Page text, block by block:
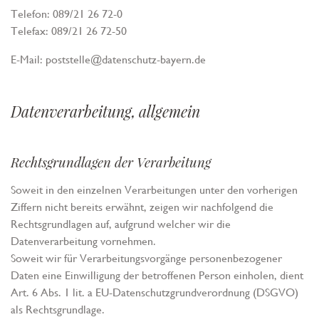
Telefon: 089/21 26 72-0
Telefax: 089/21 26 72-50
E-Mail: poststelle@datenschutz-bayern.de
Datenverarbeitung, allgemein
Rechtsgrundlagen der Verarbeitung
Soweit in den einzelnen Verarbeitungen unter den vorherigen
Ziffern nicht bereits erwähnt, zeigen wir nachfolgend die
Rechtsgrundlagen auf, aufgrund welcher wir die
Datenverarbeitung vornehmen.
Soweit wir für Verarbeitungsvorgänge personenbezogener
Daten eine Einwilligung der betroffenen Person einholen, dient
Art. 6 Abs. 1 lit. a EU-Datenschutzgrundverordnung (DSGVO)
als Rechtsgrundlage.